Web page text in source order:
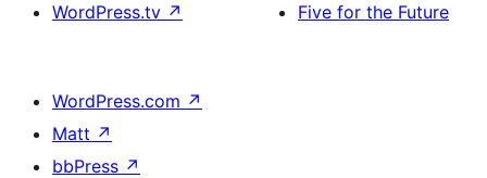
WordPress.tv ↗
Five for the Future
WordPress.com ↗
Matt ↗
bbPress ↗